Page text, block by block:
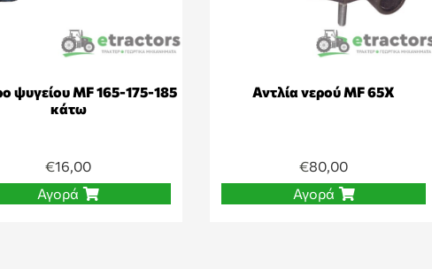
ψυγείου MF 165-175-185
κάτω
€16,00
Αγορά
Αντλία νερού MF 65X
€80,00
Αγορά